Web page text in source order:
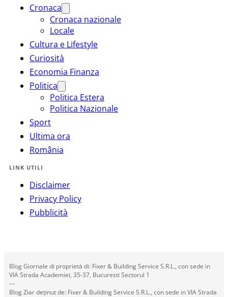
Cronaca
Cronaca nazionale
Locale
Cultura e Lifestyle
Curiosità
Economia Finanza
Politica
Politica Estera
Politica Nazionale
Sport
Ultima ora
România
LINK UTILI
Disclaimer
Privacy Policy
Pubblicità
Blog Giornale di proprietà di: Fixer & Building Service S.R.L., con sede in
VIA Strada Academiei, 35-37, Bucuresti Sectorul 1
---
Blog Ziar deținut de: Fixer & Building Service S.R.L., con sede in VIA Strada